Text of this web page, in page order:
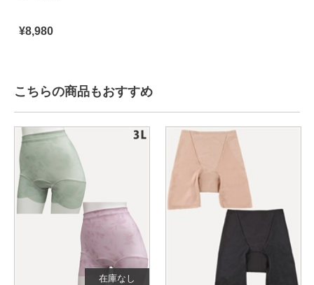
¥8,980
こちらの商品もおすすめ
在庫なし